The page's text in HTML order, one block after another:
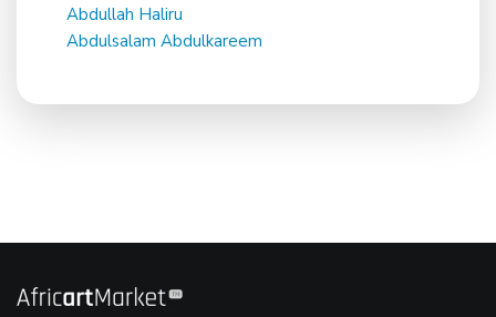
Abdullah Haliru
Abdulsalam Abdulkareem